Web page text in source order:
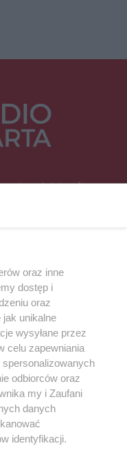
rozgłośnię radiową
Wlkp.).
Dane firmowe
drobnych
prywatności
osobowych
oraz inne
dostęp i
oraz
jak unikalne
wysyłane przez
celu zapewniania
odbiorców oraz
my i Zaufani
danych
identyfikacji.